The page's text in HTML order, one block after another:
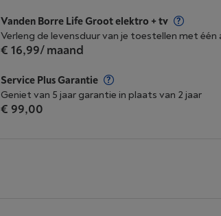
Vanden Borre Life Groot elektro + tv
Verleng de levensduur van je toestellen met
€ 16,99/ maand
Service Plus Garantie
Geniet van 5 jaar garantie in plaats van 2 jaar
€ 99,00